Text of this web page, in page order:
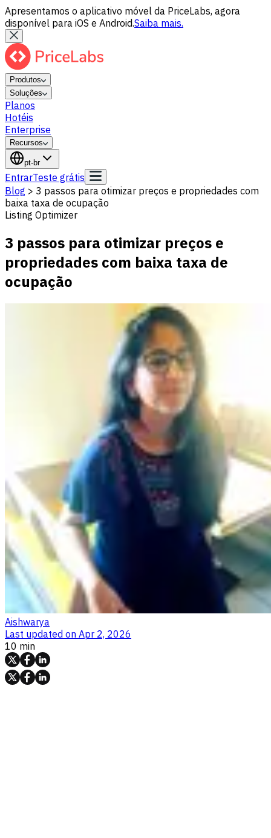
Apresentamos o aplicativo móvel da PriceLabs, agora
disponível para iOS e Android.Saiba mais.
Produtos
Soluções
Planos
Hotéis
Enterprise
Recursos
pt-br
EntrarTeste grátis
Blog > 3 passos para otimizar preços e propriedades com
baixa taxa de ocupação
Listing Optimizer
3 passos para otimizar preços e
propriedades com baixa taxa de
ocupação
Aishwarya
Last updated on Apr 2, 2026
10 min